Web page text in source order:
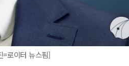
=로이터 뉴스핌]